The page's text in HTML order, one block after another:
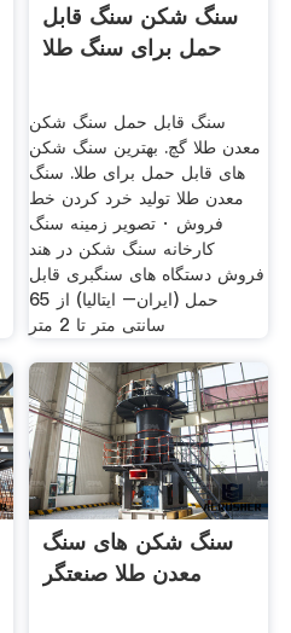
سنگ شکن سنگ قابل
حمل برای سنگ طلا
سنگ قابل حمل سنگ شکن
معدن طلا گچ. بهترین سنگ شکن
های قابل حمل برای طلا. سنگ
معدن طلا تولید خرد کردن خط
فروش · تصویر زمینه سنگ
کارخانه سنگ شکن در هند
فروش دستگاه های سنگبری قابل
حمل (ایران– ایتالیا) از 65
سانتی متر تا 2 متر
سنگ شکن های سنگ
معدن طلا صنعتگر